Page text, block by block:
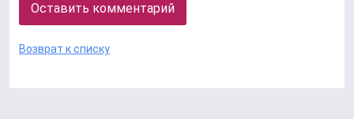
Оставить комментарий
Возврат к списку